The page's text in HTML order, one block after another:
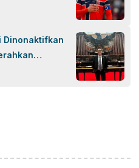
Dinonaktifkan